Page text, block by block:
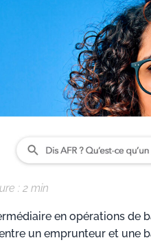
: 2 min
en opérations de
un emprunteur et une